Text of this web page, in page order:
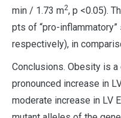
min / 1.73 m2, p <0.05).
pts of “pro-
respectively), in
Conclusions. Obesity is
pronounced increase in
moderate increase in LV